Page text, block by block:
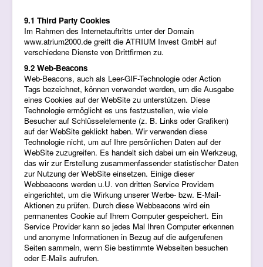
9.1 Third Party Cookies
Im Rahmen des Internetauftritts unter der Domain
www.atrium2000.de greift die ATRIUM Invest GmbH auf
verschiedene Dienste von Drittfirmen zu.
9.2 Web-Beacons
Web-Beacons, auch als Leer-GIF-Technologie oder Action
Tags bezeichnet, können verwendet werden, um die Ausgabe
eines Cookies auf der WebSite zu unterstützen. Diese
Technologie ermöglicht es uns festzustellen, wie viele
Besucher auf Schlüsselelemente (z. B. Links oder Grafiken)
auf der WebSite geklickt haben. Wir verwenden diese
Technologie nicht, um auf Ihre persönlichen Daten auf der
WebSite zuzugreifen. Es handelt sich dabei um ein Werkzeug,
das wir zur Erstellung zusammenfassender statistischer Daten
zur Nutzung der WebSite einsetzen. Einige dieser
Webbeacons werden u.U. von dritten Service Providern
eingerichtet, um die Wirkung unserer Werbe- bzw. E-Mail-
Aktionen zu prüfen. Durch diese Webbeacons wird ein
permanentes Cookie auf Ihrem Computer gespeichert. Ein
Service Provider kann so jedes Mal Ihren Computer erkennen
und anonyme Informationen in Bezug auf die aufgerufenen
Seiten sammeln, wenn Sie bestimmte Webseiten besuchen
oder E-Mails aufrufen.